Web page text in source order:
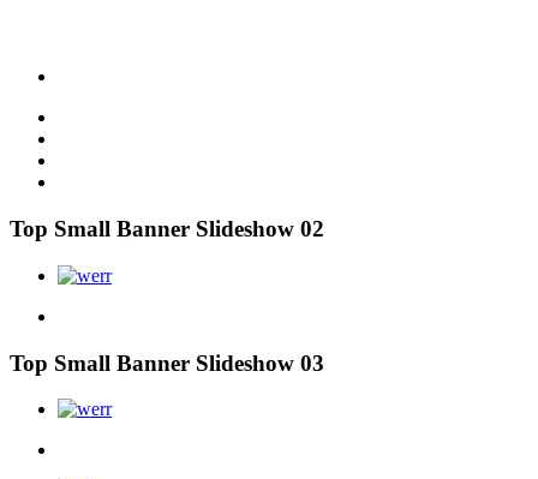
Top Small Banner Slideshow 02
Top Small Banner Slideshow 03